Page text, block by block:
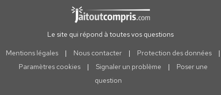
Le site qui répond à toutes vos questions
Mentions légales | Nous contacter | Protection des données
|
Paramètres cookies
| Signaler un problème |
Poser une
question